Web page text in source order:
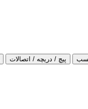
چسب پیچ / دریچه / اتصالات